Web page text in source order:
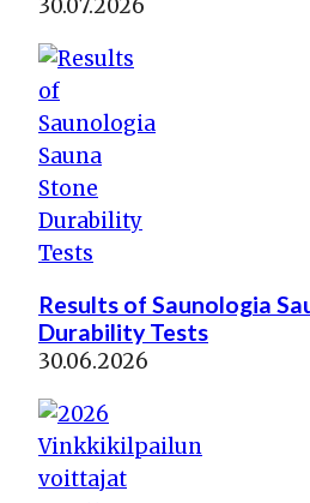
30.07.2026
Results of Saunologia
Durability Tests
30.06.2026